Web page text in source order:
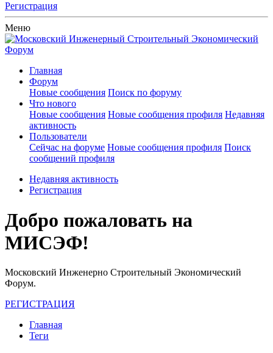
Регистрация
Меню
Главная
Форум
Новые сообщения Поиск по форуму
Что нового
Новые сообщения Новые сообщения профиля Недавняя
активность
Пользователи
Сейчас на форуме Новые сообщения профиля Поиск
сообщений профиля
Недавняя активность
Регистрация
Добро пожаловать на
МИСЭФ!
Московский Инженерно Строительный Экономический
Форум.
РЕГИСТРАЦИЯ
Главная
Теги